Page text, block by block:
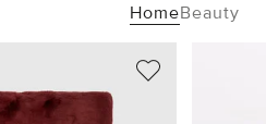
HomeBeauty